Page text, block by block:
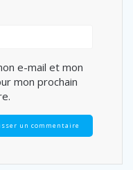
e-mail et mon
mon prochain